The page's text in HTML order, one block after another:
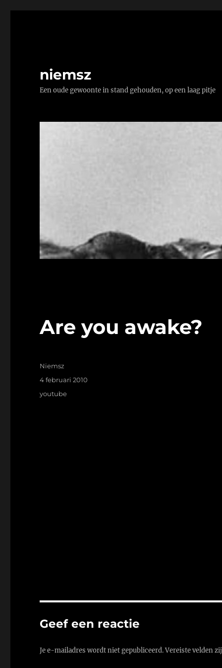
niemsz
Een oude gewoonte in stand gehouden, op een laag pitje
Are you awake?
Auteur
Niemsz
Geplaatst
4 februari 2010
Tags
youtube
Geef een reactie
Je e-mailadres wordt niet gepubliceerd.Vereiste velden